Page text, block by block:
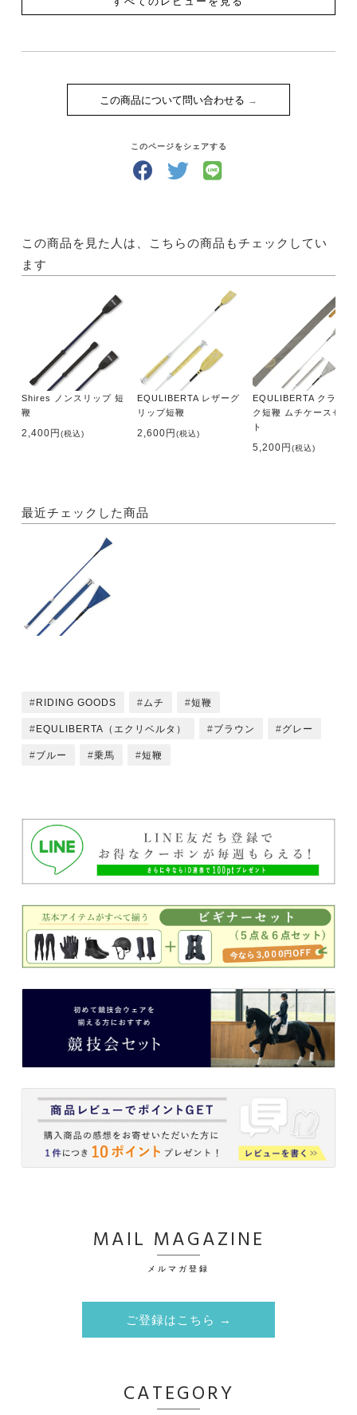
この商品について問い合わせる
このページをシェアする
この商品を見た人は、こちらの商品もチェックしてい
ます
Shires ノンスリップ 短
鞭
2,400円(税込)
EQULIBERTA レザーグ
リップ短鞭
2,600円(税込)
EQULIBERTA クラシッ
ク短鞭 ムチケースセッ
ト
5,200円(税込)
最近チェックした商品
RIDING GOODS ムチ 短鞭
EQULIBERTA（エクリベルタ） ブラウン グレー
ブルー 乗馬 短鞭
MAIL MAGAZINE
メルマガ登録
ご登録はこちら →
CATEGORY